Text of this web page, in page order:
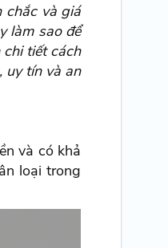
chắc và giá
làm sao để
tiết cách
uy tín và an
và có khả
loại trong